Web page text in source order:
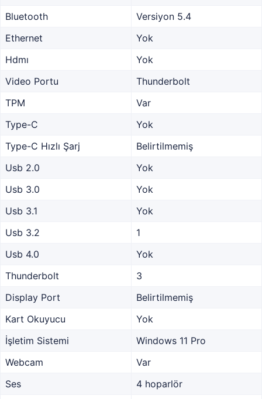
Bluetooth
Versiyon 5.4
Ethernet
Yok
Hdmı
Yok
Video Portu
Thunderbolt
TPM
Var
Type-C
Yok
Type-C Hızlı Şarj
Belirtilmemiş
Usb 2.0
Yok
Usb 3.0
Yok
Usb 3.1
Yok
Usb 3.2
1
Usb 4.0
Yok
Thunderbolt
3
Display Port
Belirtilmemiş
Kart Okuyucu
Yok
İşletim Sistemi
Windows 11 Pro
Webcam
Var
Ses
4 hoparlör